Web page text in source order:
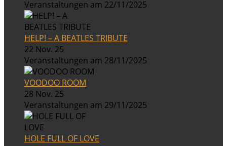
Veranstaltungen am 22/11/2025
HELP! – A BEATLES TRIBUTE
22 Nov. 25
Veranstaltungen am 28/11/2025
VOODOO ROOM
28 Nov. 25
Veranstaltungen am 29/11/2025
HOLE FULL OF LOVE